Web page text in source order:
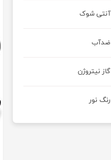
آنتی شوک
ضدآب
گاز نیتروژن
رنگ نور